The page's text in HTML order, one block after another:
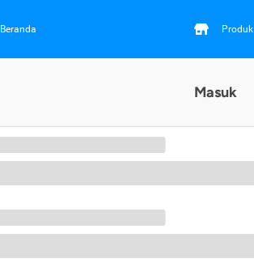
Beranda Produk
Masuk